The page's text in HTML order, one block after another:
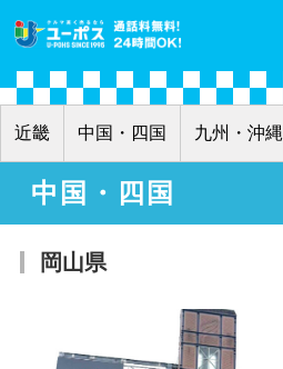
近畿 中国・四国 九州・沖縄
中国・四国
岡山県